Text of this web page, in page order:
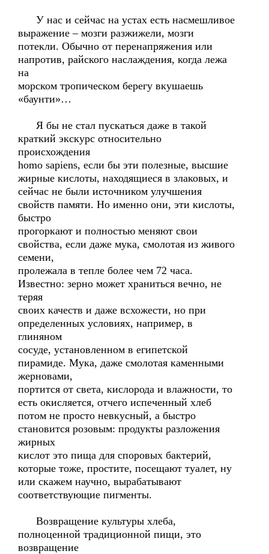
У нас и сейчас на устах есть насмешливое
выражение – мозги разжижели, мозги
потекли. Обычно от перенапряжения или
напротив, райского наслаждения, когда лежа
на
морском тропическом берегу вкушаешь
«баунти»…
Я бы не стал пускаться даже в такой
краткий экскурс относительно
происхождения
homo sapiens, если бы эти полезные, высшие
жирные кислоты, находящиеся в злаковых, и
сейчас не были источником улучшения
свойств памяти. Но именно они, эти кислоты,
быстро
прогоркают и полностью меняют свои
свойства, если даже мука, смолотая из живого
семени,
пролежала в тепле более чем 72 часа.
Известно: зерно может храниться вечно, не
теряя
своих качеств и даже всхожести, но при
определенных условиях, например, в
глиняном
сосуде, установленном в египетской
пирамиде. Мука, даже смолотая каменными
жерновами,
портится от света, кислорода и влажности, то
есть окисляется, отчего испеченный хлеб
потом не просто невкусный, а быстро
становится розовым: продукты разложения
жирных
кислот это пища для споровых бактерий,
которые тоже, простите, посещают туалет, ну
или скажем научно, вырабатывают
соответствующие пигменты.
Возвращение культуры хлеба,
полноценной традиционной пищи, это
возвращение